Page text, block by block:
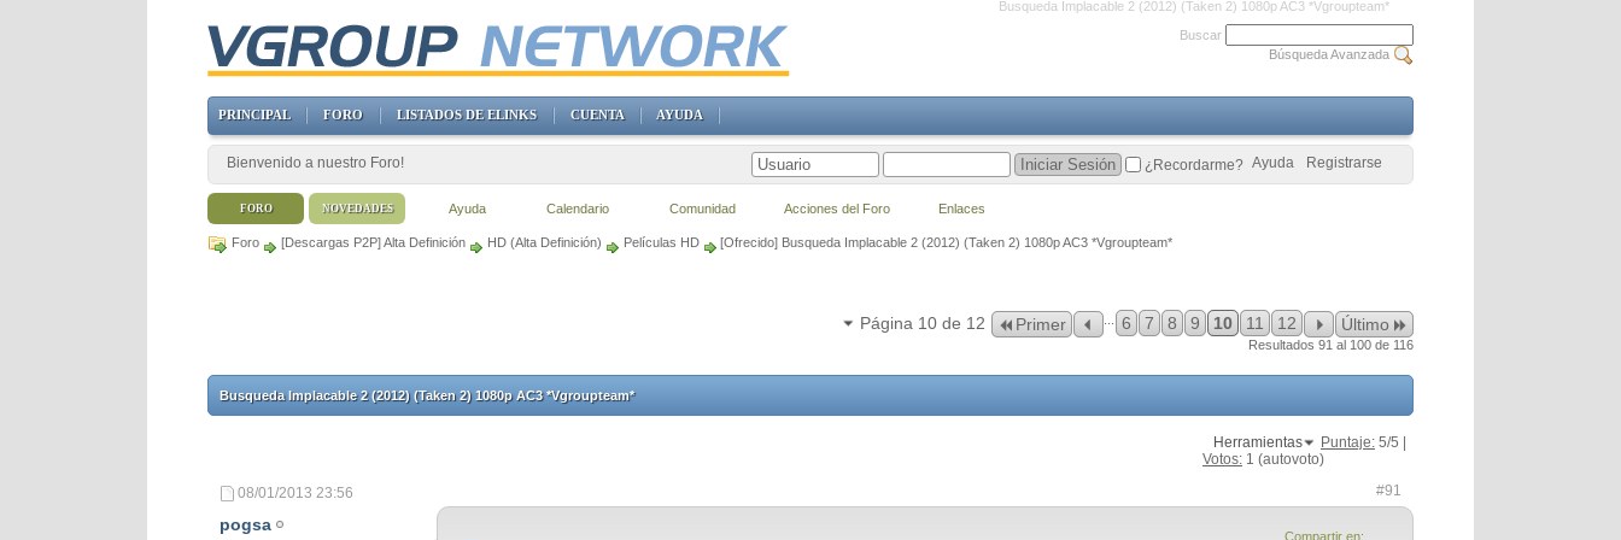
Busqueda Implacable 2 (2012) (Taken 2) 1080p AC3 *Vgroupteam*
Foro [Descargas P2P] Alta Definición HD (Alta Definición) Películas HD [Ofrecido] Busqueda Implacable 2 (2012) (Taken 2) 1080p AC3 *Vgroupteam*
Página 10 de 12 Primer 6 7 8 9 10 11 12 Último
Resultados 91 al 100 de 116
Busqueda Implacable 2 (2012) (Taken 2) 1080p AC3 *Vgroupteam*
Herramientas Puntaje: 5/5 |
Votos: 1 (autovoto)
08/01/2013 23:56 #91
pogsa
Compartir en:
Buscar
Búsqueda Avanzada
PRINCIPAL FORO LISTADOS DE ELINKS CUENTA AYUDA
Bienvenido a nuestro Foro! Registrarse
Ayuda
¿Recordarme?
FORO Ayuda Calendario Comunidad Acciones del Foro Enlaces
NOVEDADES